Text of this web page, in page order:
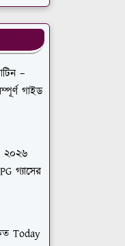
–
গাইড
২০২৬
গ্যাসের
Today